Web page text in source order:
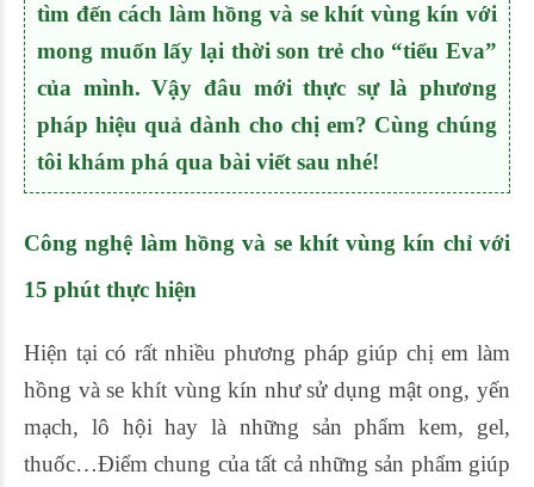
tìm đến cách làm hồng và se khít vùng kín với
mong muốn lấy lại thời son trẻ cho “tiểu Eva”
của mình. Vậy đâu mới thực sự là phương
pháp hiệu quả dành cho chị em? Cùng chúng
tôi khám phá qua bài viết sau nhé!
Công nghệ làm hồng và se khít vùng kín chỉ với
15 phút thực hiện
Hiện tại có rất nhiều phương pháp giúp chị em làm
hồng và se khít vùng kín như sử dụng mật ong, yến
mạch, lô hội hay là những sản phẩm kem, gel,
thuốc…Điểm chung của tất cả những sản phẩm giúp